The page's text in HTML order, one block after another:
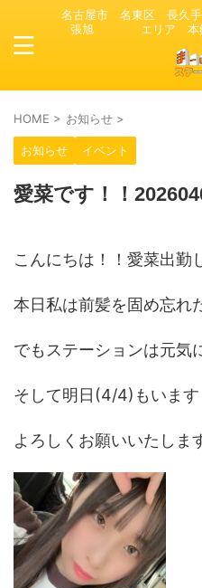
名古屋市 名東区 長
張旭 エリア 本郷
HOME > お知らせ >
お知らせ イベント
愛菜です！！
こんにちは！！愛菜出勤
本日私は前髪を固め忘れ
でもステーションは元気
そして明日(4/4)もいます
よろしくお願いいたしま